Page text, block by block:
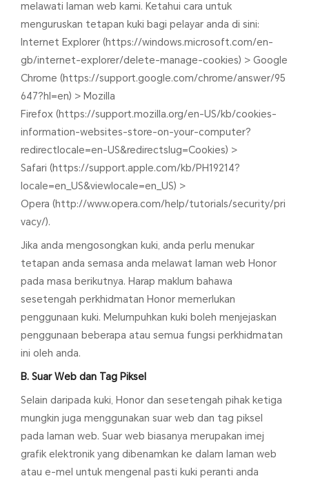
melawati laman web kami. Ketahui cara untuk
menguruskan tetapan kuki bagi pelayar anda di sini:
Internet Explorer (https://windows.microsoft.com/en-
gb/internet-explorer/delete-manage-cookies) > Google
Chrome (https://support.google.com/chrome/answer/95
647?hl=en) > Mozilla
Firefox (https://support.mozilla.org/en-US/kb/cookies-
information-websites-store-on-your-computer?
redirectlocale=en-US&redirectslug=Cookies) >
Safari (https://support.apple.com/kb/PH19214?
locale=en_US&viewlocale=en_US) >
Opera (http://www.opera.com/help/tutorials/security/pri
vacy/).
Jika anda mengosongkan kuki, anda perlu menukar
tetapan anda semasa anda melawat laman web Honor
pada masa berikutnya. Harap maklum bahawa
sesetengah perkhidmatan Honor memerlukan
penggunaan kuki. Melumpuhkan kuki boleh menjejaskan
penggunaan beberapa atau semua fungsi perkhidmatan
ini oleh anda.
B. Suar Web dan Tag Piksel
Selain daripada kuki, Honor dan sesetengah pihak ketiga
mungkin juga menggunakan suar web dan tag piksel
pada laman web. Suar web biasanya merupakan imej
grafik elektronik yang dibenamkan ke dalam laman web
atau e-mel untuk mengenal pasti kuki peranti anda